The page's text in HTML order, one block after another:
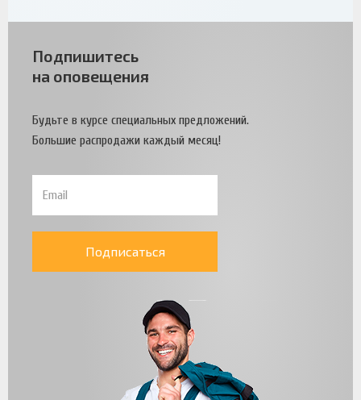
Подпишитесь
на оповещения
Будьте в курсе специальных предложений.
Большие распродажи каждый месяц!
Подписаться